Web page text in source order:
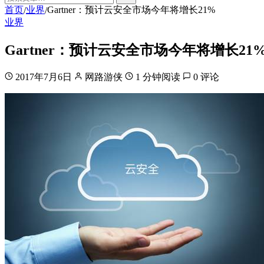
首页/业界/Gartner：预计云安全市场今年将增长21%
业界
Gartner：预计云安全市场今年将增长
2017年7月6日 网路游侠 1 分钟阅读 0 评论